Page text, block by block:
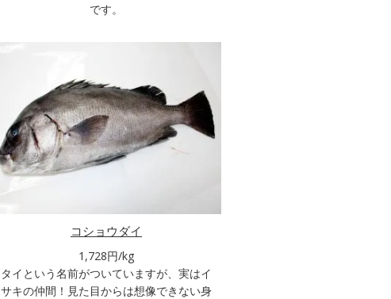
です。
コショウダイ
1,728円/kg
タイという名前がついていますが、実はイ
サキの仲間！見た目からは想像できない身